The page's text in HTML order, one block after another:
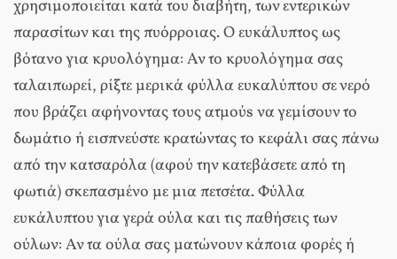
χρησιμοποιείται κατά του διαβήτη, των εντερικών
παρασίτων και της πυόρροιας. Ο ευκάλυπτος ως
βότανο για κρυολόγημα: Αν το κρυολόγημα σας
ταλαιπωρεί, ρίξτε μερικά φύλλα ευκαλύπτου σε νερό
που βράζει αφήνοντας τους ατμούs να γεμίσουν το
δωμάτιο ή εισπνεύστε κρατώντας το κεφάλι σας πάνω
από την κατσαρόλα (αφού την κατεβάσετε από τη
φωτιά) σκεπασμένο με μια πετσέτα. Φύλλα
ευκάλυπτου για γερά ούλα και τις παθήσεις των
ούλων: Αν τα ούλα σας ματώνουν κάποια φορές ή